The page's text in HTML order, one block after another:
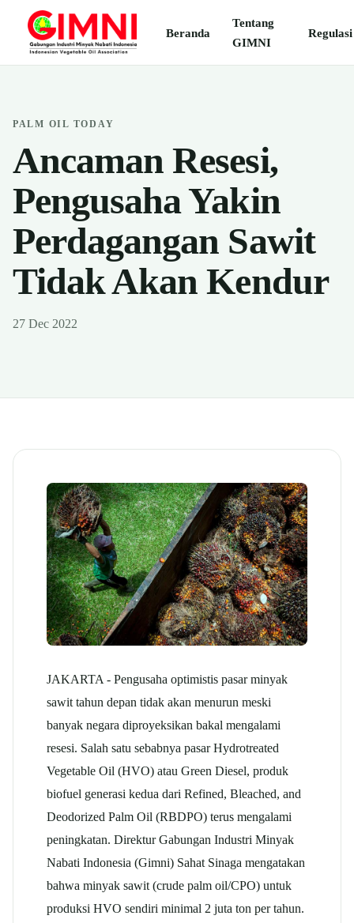
Beranda
Tentang
GIMNI
Regulasi
PALM OIL TODAY
Ancaman Resesi,
Pengusaha Yakin
Perdagangan Sawit
Tidak Akan Kendur
27 Dec 2022
JAKARTA - Pengusaha optimistis pasar minyak
sawit tahun depan tidak akan menurun meski
banyak negara diproyeksikan bakal mengalami
resesi. Salah satu sebabnya pasar Hydrotreated
Vegetable Oil (HVO) atau Green Diesel, produk
biofuel generasi kedua dari Refined, Bleached, and
Deodorized Palm Oil (RBDPO) terus mengalami
peningkatan. Direktur Gabungan Industri Minyak
Nabati Indonesia (Gimni) Sahat Sinaga mengatakan
bahwa minyak sawit (crude palm oil/CPO) untuk
produksi HVO sendiri minimal 2 juta ton per tahun.